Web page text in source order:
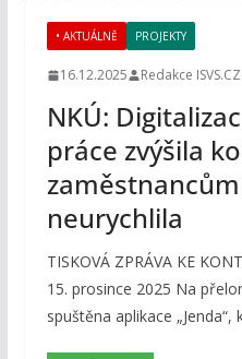
• AKTUÁLNĚ PROJEKTY
16.12.2025 Redakce ISVS.CZ
NKÚ:
práce zvýšila
neurychlila
TISKOVÁ ZPRÁVA KE
15. prosince 2025 Na
spuštěna aplikace „Jenda“,